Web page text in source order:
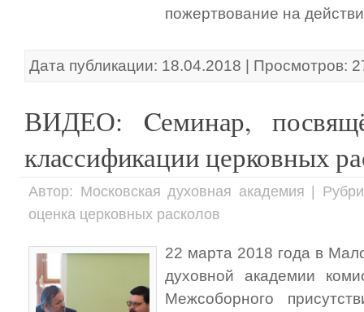
пожертвование на
Дата публикации: 18.04.2018 | Просмотров:
ВИДЕО: Cеминар,
классификации церковных
Автор: Московская духовная академия |
оценка церковных расколов
22 марта 2018 года в
духовной академии
Межсоборного